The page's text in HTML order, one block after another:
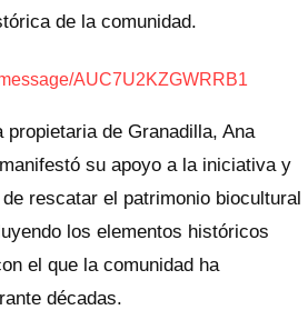
de la comunidad.
de Granadilla, Ana
su apoyo a la iniciativa y
rescatar el patrimonio biocultural
los elementos históricos
el que la comunidad ha
décadas.